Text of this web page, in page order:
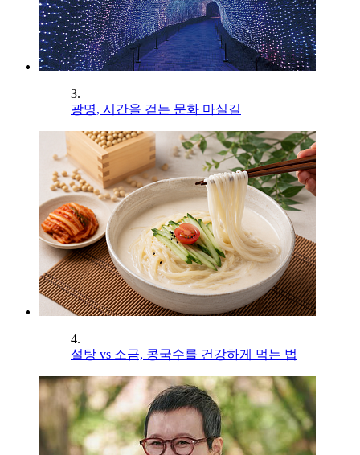
3.
광명, 시간을 걷는 문화 마실길
4.
설탕 vs 소금, 콩국수를 건강하게 먹는 법